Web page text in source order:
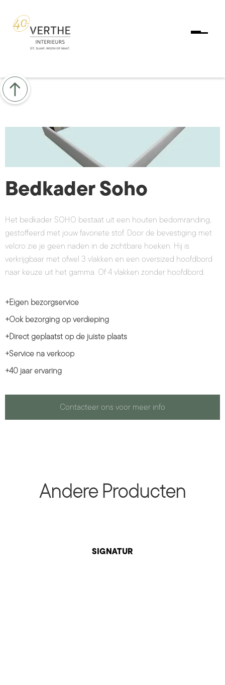
Bedkader Soho
Het bedkader SOHO bestaat uit een houten bedomranding,
gestoffeerd met jouw favoriete stof. Door de bevestiging met
velcro zie je geen naden in de zichtbare hoeken. Hij is
verkrijgbaar met ofwel 3 vlakken en een oversized hoofdbord
naar keuze uit het gamma. Of 4 vlakken zonder hoofdbord.
+Eigen bezorgservice
+Ook bezorging op verdieping
+Direct geplaatst op de juiste plaats
+Service na verkoop
+40 jaar ervaring
Contacteer ons voor meer info
Andere Producten
SIGNATUR